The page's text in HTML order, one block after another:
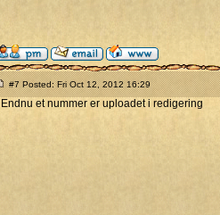
#7 Posted: Fri Oct 12, 2012 16:29
Endnu et nummer er uploadet i redigering